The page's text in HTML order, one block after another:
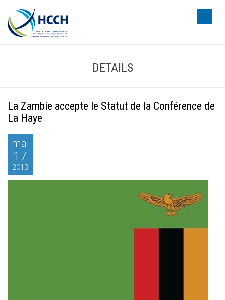
DETAILS
La Zambie accepte le Statut de la Conférence de
La Haye
mai
17
2013